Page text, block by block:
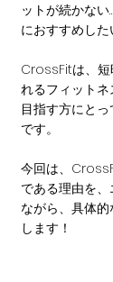
ットが続かな
におすすめし
CrossFitは、短
れるフィット
目指す方にと
です。
今回は、
である理由を
ながら、具体
します！